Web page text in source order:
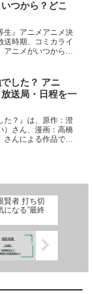
つから？どこ
生』アニメアニメ決
送時期、コミカライ
ニメがいつからな
でした？ アニ
送局・日程を一
た？』は、原作：澄
）さん、漫画：高橋
さんによる作品で
賢者 打ち切
になる”最終